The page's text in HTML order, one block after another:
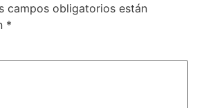
campos obligatorios están
*